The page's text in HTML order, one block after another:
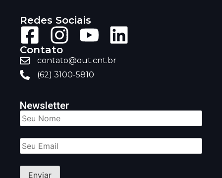
Redes Sociais
Contato
contato@out.cnt.br
(62) 3100-5810
Newsletter